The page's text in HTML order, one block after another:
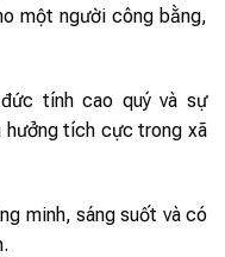
một người công bằng,
tính cao quý và sự
hưởng tích cực trong xã
minh, sáng suốt và có